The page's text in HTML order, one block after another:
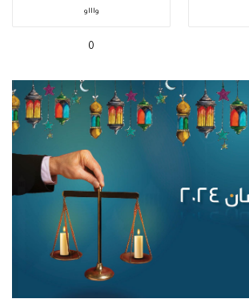
واااو
0